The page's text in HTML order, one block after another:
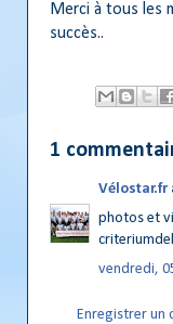
Merci à tous les
succès..
1
Vélostar.fr
photos et
vendredi,
Enregistrer un